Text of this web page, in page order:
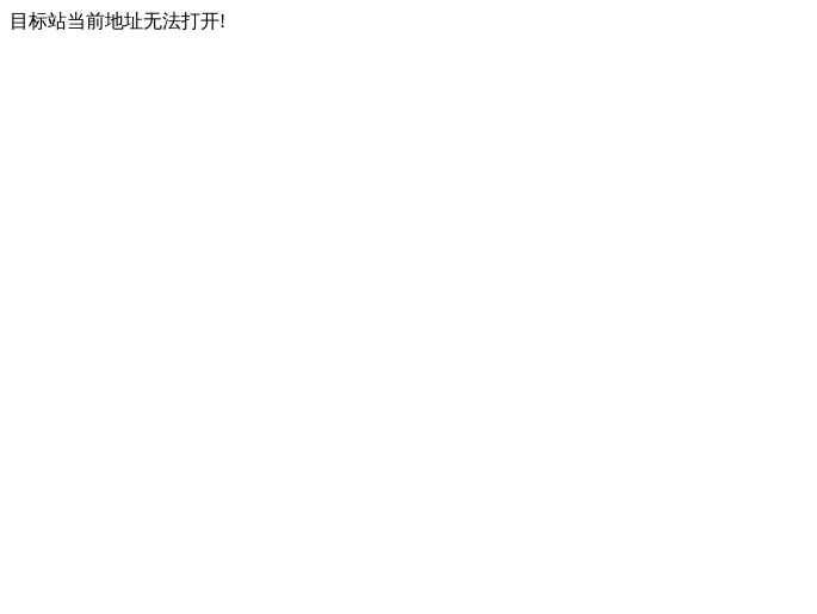
目标站当前地址无法打开!